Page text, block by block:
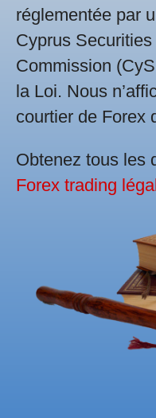
réglementée par
Cyprus
Commission
la Loi. Nous
courtier de Forex
Obtenez tous les
Forex trading